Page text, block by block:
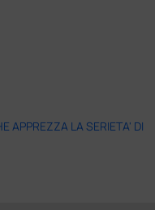
APPREZZA LA SERIETA' DI